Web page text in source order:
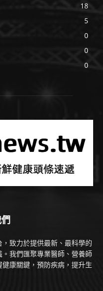
18
5
0
0
0
致力於提供最新、最科學的
我們匯聚專業醫師、營養師
康關鍵，預防疾病，提升生